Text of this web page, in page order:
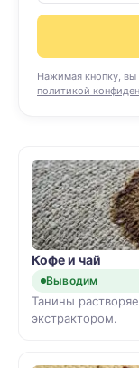
Нажимая кнопку, вы
политикой
Кофе и чай
Выводим
Танины
экстрактором.